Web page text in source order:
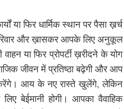
या फिर धार्मिक स्थान पर पैसा ख़र्च
और ख़ासकर आपके लिए अनुकूल
या फिर प्रोपर्टी ख़रीदने के योग
जीवन में प्रतिष्ठा बढ़ेगी और आप
करेंगे। आय के नए रास्ते खुलेंगे, लेकिन
बेईमानी होगी। आपका वैवाहिक